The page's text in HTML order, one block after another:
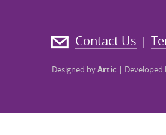
|
Contact Us
Designed byArtic | Developed